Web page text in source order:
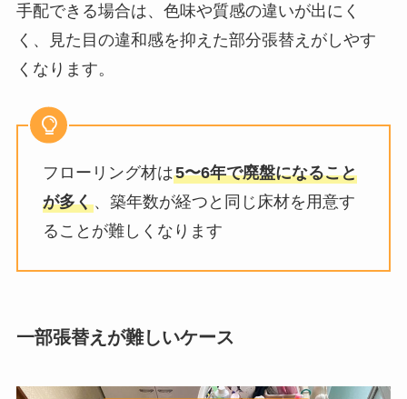
手配できる場合は、色味や質感の違いが出にく
く、見た目の違和感を抑えた部分張替えがしやす
くなります。
フローリング材は5〜6年で廃盤になること
が多く、築年数が経つと同じ床材を用意す
ることが難しくなります
一部張替えが難しいケース